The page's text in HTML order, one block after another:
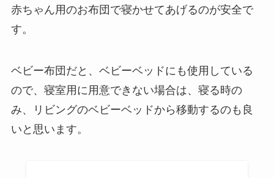
赤ちゃん用のお布団で寝かせてあげるのが安全で
す。
ベビー布団だと、ベビーベッドにも使用している
ので、寝室用に用意できない場合は、寝る時の
み、リビングのベビーベッドから移動するのも良
いと思います。